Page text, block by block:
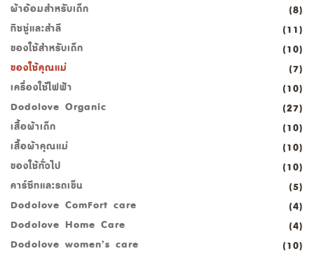
ผ้าอ้อมสำหรับเด็ก
(8)
ทิชชู่และสำลี
(11)
ของใช้สำหรับเด็ก
(10)
ของใช้คุณแม่
(7)
เครื่องใช้ไฟฟ้า
(10)
Dodolove Organic
(27)
เสื้อผ้าเด็ก
(10)
เสื้อผ้าคุณแม่
(10)
ของใช้ทั่วไป
(10)
คาร์ซีทและรถเข็น
(5)
Dodolove ComFort care
(4)
Dodolove Home Care
(4)
Dodolove women’s care
(10)